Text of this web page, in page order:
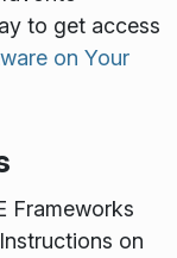
to get access
on Your
Frameworks
on